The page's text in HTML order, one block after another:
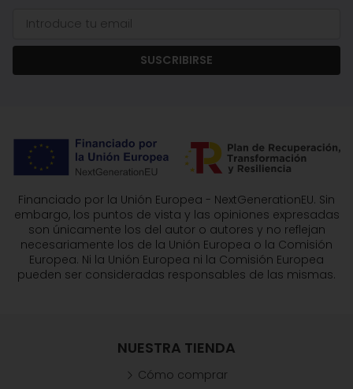
SUSCRIBIRSE
Financiado por la Unión Europea - NextGenerationEU. Sin
embargo, los puntos de vista y las opiniones expresadas
son únicamente los del autor o autores y no reflejan
necesariamente los de la Unión Europea o la Comisión
Europea. Ni la Unión Europea ni la Comisión Europea
pueden ser consideradas responsables de las mismas.
NUESTRA TIENDA
Cómo comprar